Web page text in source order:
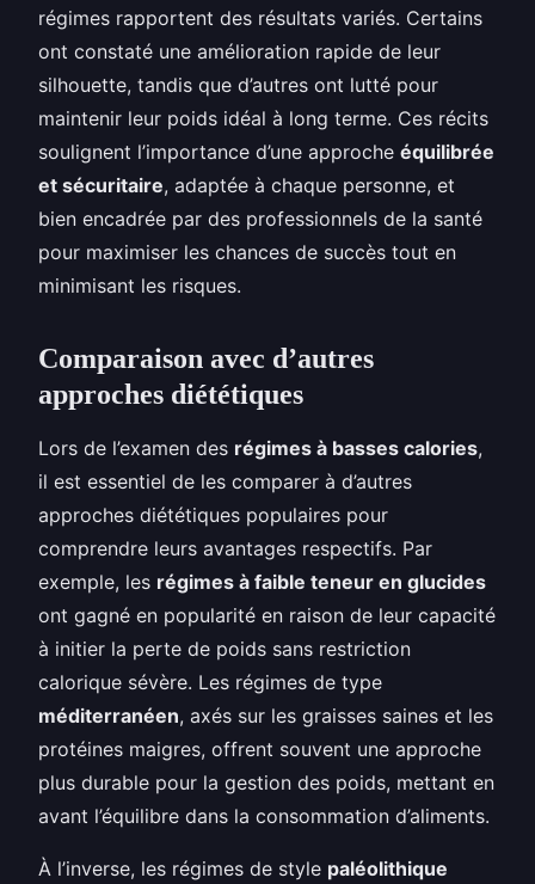
régimes rapportent des résultats variés. Certains
ont constaté une amélioration rapide de leur
silhouette, tandis que d’autres ont lutté pour
maintenir leur poids idéal à long terme. Ces récits
soulignent l’importance d’une approche équilibrée
et sécuritaire, adaptée à chaque personne, et
bien encadrée par des professionnels de la santé
pour maximiser les chances de succès tout en
minimisant les risques.
Comparaison avec d’autres
approches diététiques
Lors de l’examen des régimes à basses calories,
il est essentiel de les comparer à d’autres
approches diététiques populaires pour
comprendre leurs avantages respectifs. Par
exemple, les régimes à faible teneur en glucides
ont gagné en popularité en raison de leur capacité
à initier la perte de poids sans restriction
calorique sévère. Les régimes de type
méditerranéen, axés sur les graisses saines et les
protéines maigres, offrent souvent une approche
plus durable pour la gestion des poids, mettant en
avant l’équilibre dans la consommation d’aliments.
À l’inverse, les régimes de style paléolithique